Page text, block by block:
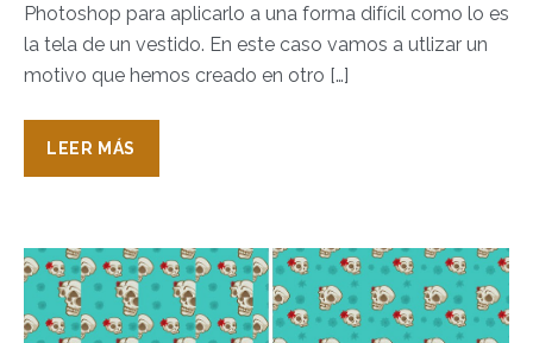
Photoshop para aplicarlo a una forma difícil como lo es
la tela de un vestido. En este caso vamos a utlizar un
motivo que hemos creado en otro […]
LEER MÁS